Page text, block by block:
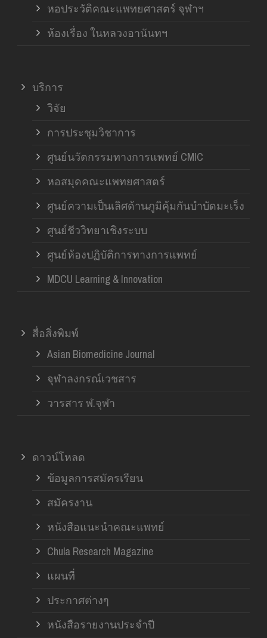
หอประวัติคณะแพทยศาสตร์ จุฬาฯ
ห้องเรื่อง ในหลวงอานันทฯ
บริการ
วิจัย
การประชุมวิชาการ
ศูนย์นวัตกรรมทางการแพทย์ CMIC
หอสมุดคณะแพทยศาสตร์
ศูนย์ความเป็นเลิศด้านภูมิคุ้มกันบำบัดมะเร็ง
ศูนย์ชีววิทยาเชิงระบบ
ศูนย์ห้องปฏิบัติการทางการแพทย์
MDCU Learning & Innovation
สื่อสิ่งพิมพ์
Asian Biomedicine Journal
จุฬาลงกรณ์เวชสาร
วารสาร ฬ.จุฬา
ดาวน์โหลด
ข้อมูลการสมัครเรียน
สมัครงาน
หนังสือแนะนำคณะแพทย์
Chula Research Magazine
แผนที่
ประกาศต่างๆ
หนังสือรายงานประจำปี